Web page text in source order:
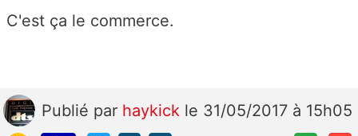
C'est ça le commerce.
Publié par haykick le 31/05/2017 à 15h05